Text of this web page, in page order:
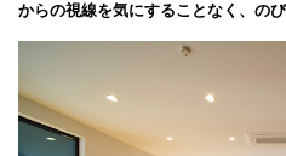
からの視線を気にすることなく、の